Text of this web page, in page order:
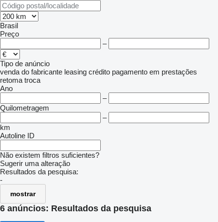
Brasil
Preço
–
Tipo de anúncio
venda do fabricante leasing crédito pagamento em prestações
retoma troca
Ano
–
Quilometragem
–
km
Autoline ID
Não existem filtros suficientes?
Sugerir uma alteração
Resultados da pesquisa:
-
mostrar
6 anúncios: Resultados da pesquisa